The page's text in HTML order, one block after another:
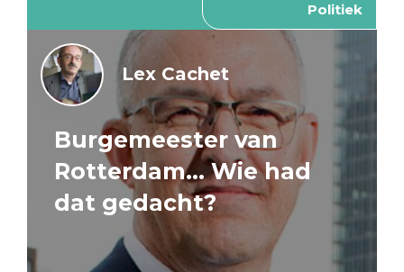
Politiek
Lex Cachet
Burgemeester van
Rotterdam… Wie had
dat gedacht?